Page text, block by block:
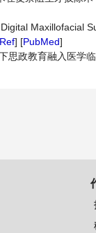
Maxillofacial
] [PubMed]
思政教育融入医学